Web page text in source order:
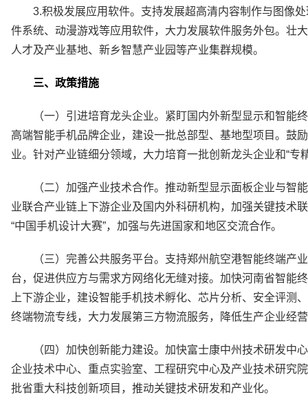
3.积极发展应用软件。支持发展超高清内容制作与图像
件系统、动漫游戏等应用软件，大力发展软件服务外包。壮
人才及产业基地、新乡智慧产业园等产业集群规模。
三、政策措施
（一）引进培育龙头企业。紧盯国内外新型显示和智
高端智能手机品牌企业，建设一批总部型、基地型项目。鼓
业。针对产业链细分领域，大力培育一批创新龙头企业和“专
（二）加强产业技术合作。推动新型显示面板企业与
业联合产业链上下游企业及国内外科研机构，加强关键技术
“中国手机设计大赛”，加强与先进国家和地区交流合作。
（三）完善公共服务平台。支持郑州航空港智能终端
台，促进供应方与需求方网络化无缝对接。加快河南省智能
上下游企业，建设智能手机技术孵化、芯片分析、安全评
终端物流专线，大力发展第三方物流服务，降低生产企业经
（四）加快创新能力建设。加快富士康中州技术研发
企业技术中心、重点实验室、工程研究中心及产业技术研究
批省重大科技创新项目，推动关键技术研发和产业化。